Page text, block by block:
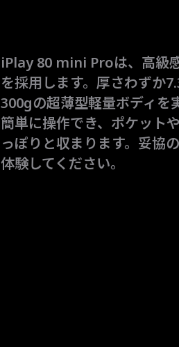
iPlay 80 mini Proは、高級
を採用します。厚さわずか
300gの超薄型軽量ボディを
簡単に操作でき、ポケット
っぽりと収まります。妥協
体験してください。